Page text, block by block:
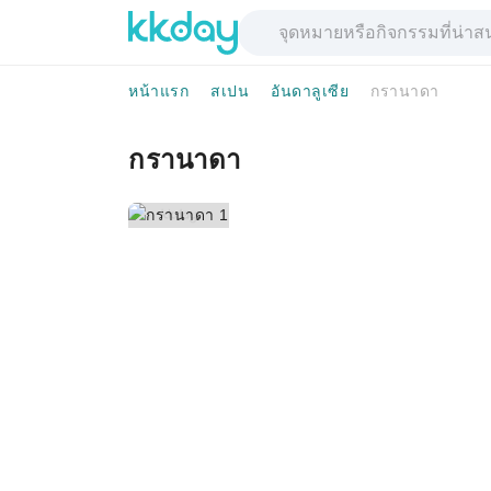
หน้าแรก สเปน อันดาลูเซีย กรานาดา
กรานาดา